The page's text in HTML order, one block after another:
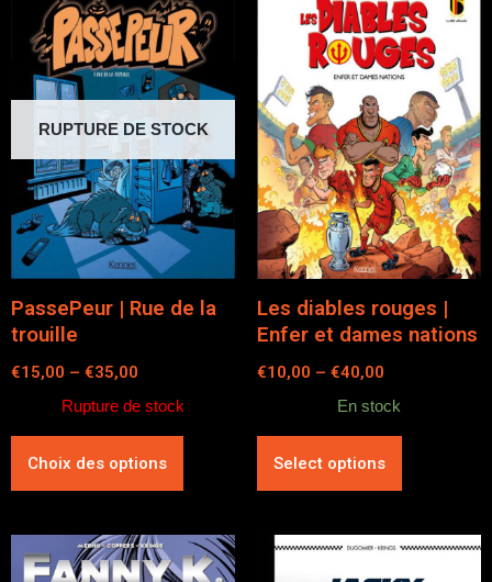
RUPTURE DE STOCK
PassePeur | Rue de la
trouille
€15,00 – €35,00
Rupture de stock
Choix des options
Les diables rouges |
Enfer et dames nations
€10,00 – €40,00
En stock
Select options